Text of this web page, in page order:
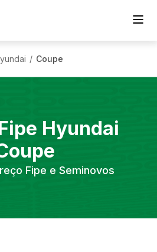
/ Coupe
Hyundai
Fipe e Seminovos